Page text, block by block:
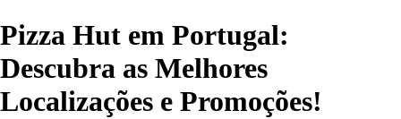
Pizza Hut em Portugal:
Descubra as Melhores
Localizações e Promoções!